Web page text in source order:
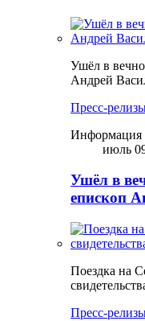
Ушёл в
Андрей
Пресс-
Информация
июль
Ушёл в
епископ
Поездка на
Пресс-